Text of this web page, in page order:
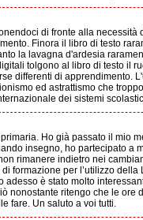
di fronte alla necessità
Finora il libro di testo
la lavagna d'ardesia
tolgono al libro di testo il
differenti di apprendimento.
ed astrattismo che
dei sistemi
Ho già passato il mio
insegno, ho partecipato a
rimanere indietro nei
formazione per l’utilizzo della
adesso è stato molto
nonostante ritengo che le ore
fare. Un saluto a voi tutti.